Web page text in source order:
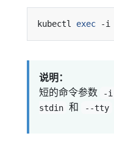
kubectl exec
说明：
短的命令参数
-i
stdin 和 --tty